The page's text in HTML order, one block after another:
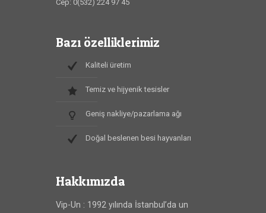
Cep: 0(532) 224 97 45
Bazı özelliklerimiz
Kaliteli üretim
Temiz ve hijyenik tesisler
Geniş nakliye/pazarlama ağı
Doğal beslenen besi hayvanları
Hakkımızda
Vip-Un : 1992 yılında İstanbul’da un